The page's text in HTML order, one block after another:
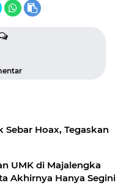
Sebar Hoax, Tegaskan
UMK di Majalengka
Akhirnya Hanya Segini